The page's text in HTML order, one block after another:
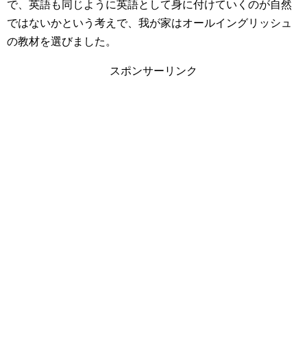
で、英語も同じように英語として身に付けていくのが自然
ではないかという考えで、我が家はオールイングリッシュ
の教材を選びました。
スポンサーリンク